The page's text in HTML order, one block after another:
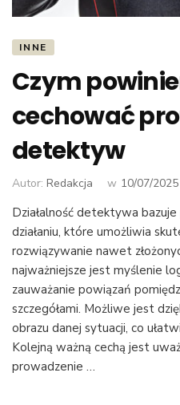
INNE
Czym
cechować
detektyw
Autor: Redakcja w 10/07/2025
Działalność detektywa
działaniu, które umożliwia
rozwiązywanie nawet
najważniejsze jest myślenie
zauważanie powiązań
szczegółami. Możliwe jest
obrazu danej sytuacji, co
Kolejną ważną cechą jest
prowadzenie …